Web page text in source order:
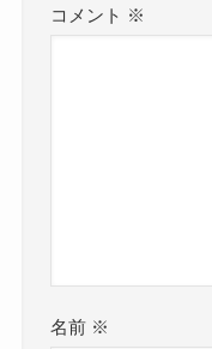
コメント ※
名前 ※